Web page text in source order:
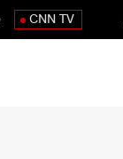
CNN TV